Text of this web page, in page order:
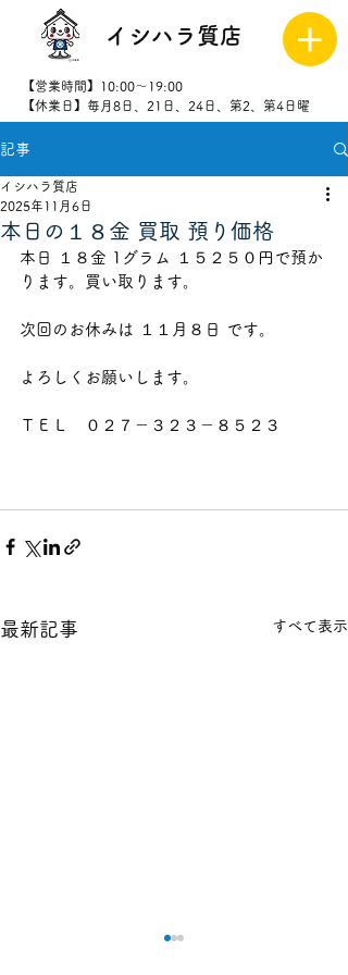
イシハラ質店
【営業時間】10:00～19:00
【休業日】毎月8日、21日、24日、第2、第4日曜
8523
記事
本日の１８金 買取 預り価格
イシハラ質店
2025年11月6日
本日 １８金 1グラム １５２５０円で預か
ります。買い取ります。
次回のお休みは １１月８日 です。
よろしくお願いします。
ＴＥＬ　０２７－３２３－８５２３
最新記事 すべて表示